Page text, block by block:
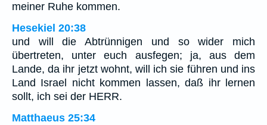
meiner Ruhe kommen.
Hesekiel 20:38
und will die Abtrünnigen und so wider mich
übertreten, unter euch ausfegen; ja, aus dem
Lande, da ihr jetzt wohnt, will ich sie führen und ins
Land Israel nicht kommen lassen, daß ihr lernen
sollt, ich sei der HERR.
Matthaeus 25:34